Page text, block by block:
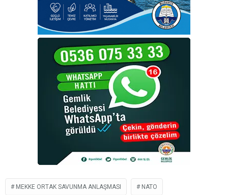
MEKKE ORTAK SAVUNMA ANLAŞMASI NATO